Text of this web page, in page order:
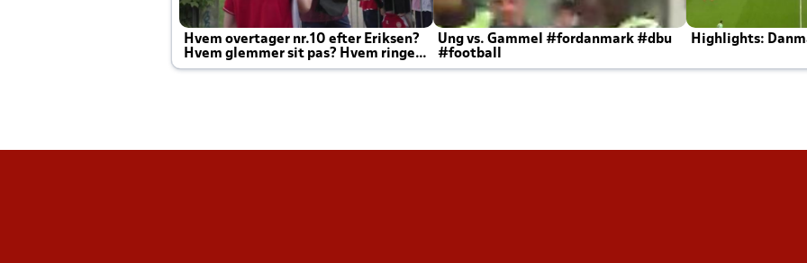
Hvem overtager nr.10 efter Eriksen?
Hvem glemmer sit pas? Hvem ringer
Joachim altid til efter kampe?
Ung vs. Gammel #fordanmark #dbu
#football
Highlights: